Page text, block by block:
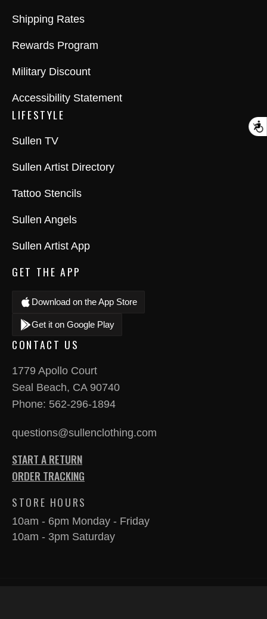
Shipping Rates
Rewards Program
Military Discount
Accessibility Statement
LIFESTYLE
Sullen TV
Sullen Artist Directory
Tattoo Stencils
Sullen Angels
Sullen Artist App
GET THE APP
Download on the App Store
Get it on Google Play
CONTACT US
1779 Apollo Court
Seal Beach, CA 90740
Phone: 562-296-1894
questions@sullenclothing.com
START A RETURN
ORDER TRACKING
STORE HOURS
10am - 6pm Monday - Friday
10am - 3pm Saturday